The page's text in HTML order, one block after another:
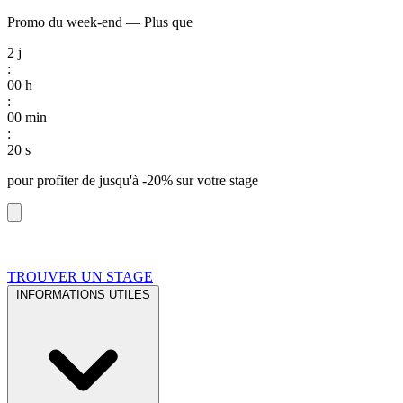
Promo du week-end — Plus que
2 j
:
00 h
:
00 min
:
19 s
pour profiter de jusqu'à -20% sur votre stage
TROUVER UN STAGE
INFORMATIONS UTILES